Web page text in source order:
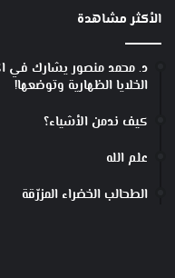
الأكثر مشاهدة
د. محمد منصور يشارك في
الخلايا الظهارية وتوضعها!
كيف ندمن الأشياء؟
علم الله
الطحالب الخضراء المزرّقة